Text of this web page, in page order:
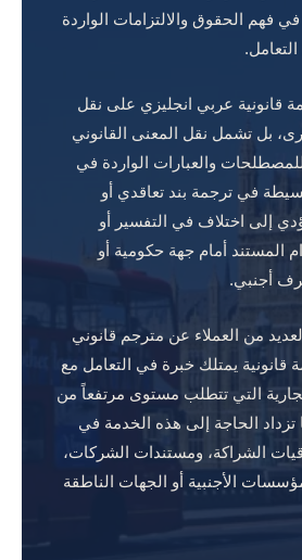
في فهم الحقوق والالتزامات الواردة
قانونية عربي انجليزي على نقل
بل تشمل نقل المعنى القانوني
والعبارات الواردة في
في ترجمة بند تعاقدي أو
إلى اختلاف في التفسير أو
المستند أمام جهة حكومية أو
أجنبي.
من العملاء عن مترجم قانوني
قانونية يمتلك خبرة في التعامل مع
التي تتطلب مستوى مرتفعاً من
تزداد الحاجة إلى هذه الخدمة في
الشراكة، ومستندات الشركات،
الأجنبية أو الجهات الناطقة